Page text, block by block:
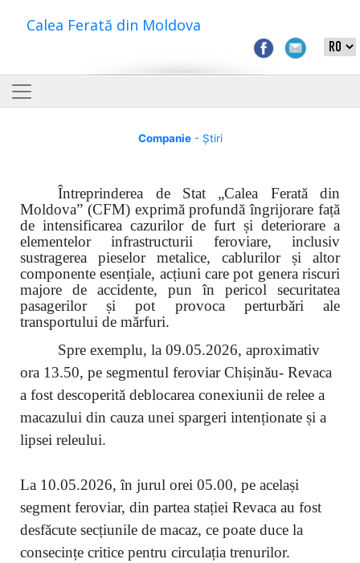
Calea Ferată din Moldova
Companie- Știri
Întreprinderea de Stat „Calea Ferată din
Moldova” (CFM) exprimă profundă îngrijorare față
de intensificarea cazurilor de furt și deteriorare a
elementelor infrastructurii feroviare, inclusiv
sustragerea pieselor metalice, cablurilor și altor
componente esențiale, acțiuni care pot genera riscuri
majore de accidente, pun în pericol securitatea
pasagerilor și pot provoca perturbări ale
transportului de mărfuri.
Spre exemplu, la 09.05.2026, aproximativ
ora 13.50, pe segmentul feroviar Chișinău- Revaca
a fost descoperită deblocarea conexiunii de relee a
macazului din cauza unei spargeri intenționate și a
lipsei releului.
La 10.05.2026, în jurul orei 05.00, pe același
segment feroviar, din partea stației Revaca au fost
desfăcute secțiunile de macaz, ce poate duce la
consecințe critice pentru circulația trenurilor.